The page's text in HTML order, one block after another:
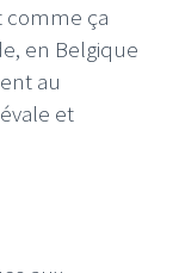
comme ça
en Belgique
au
et